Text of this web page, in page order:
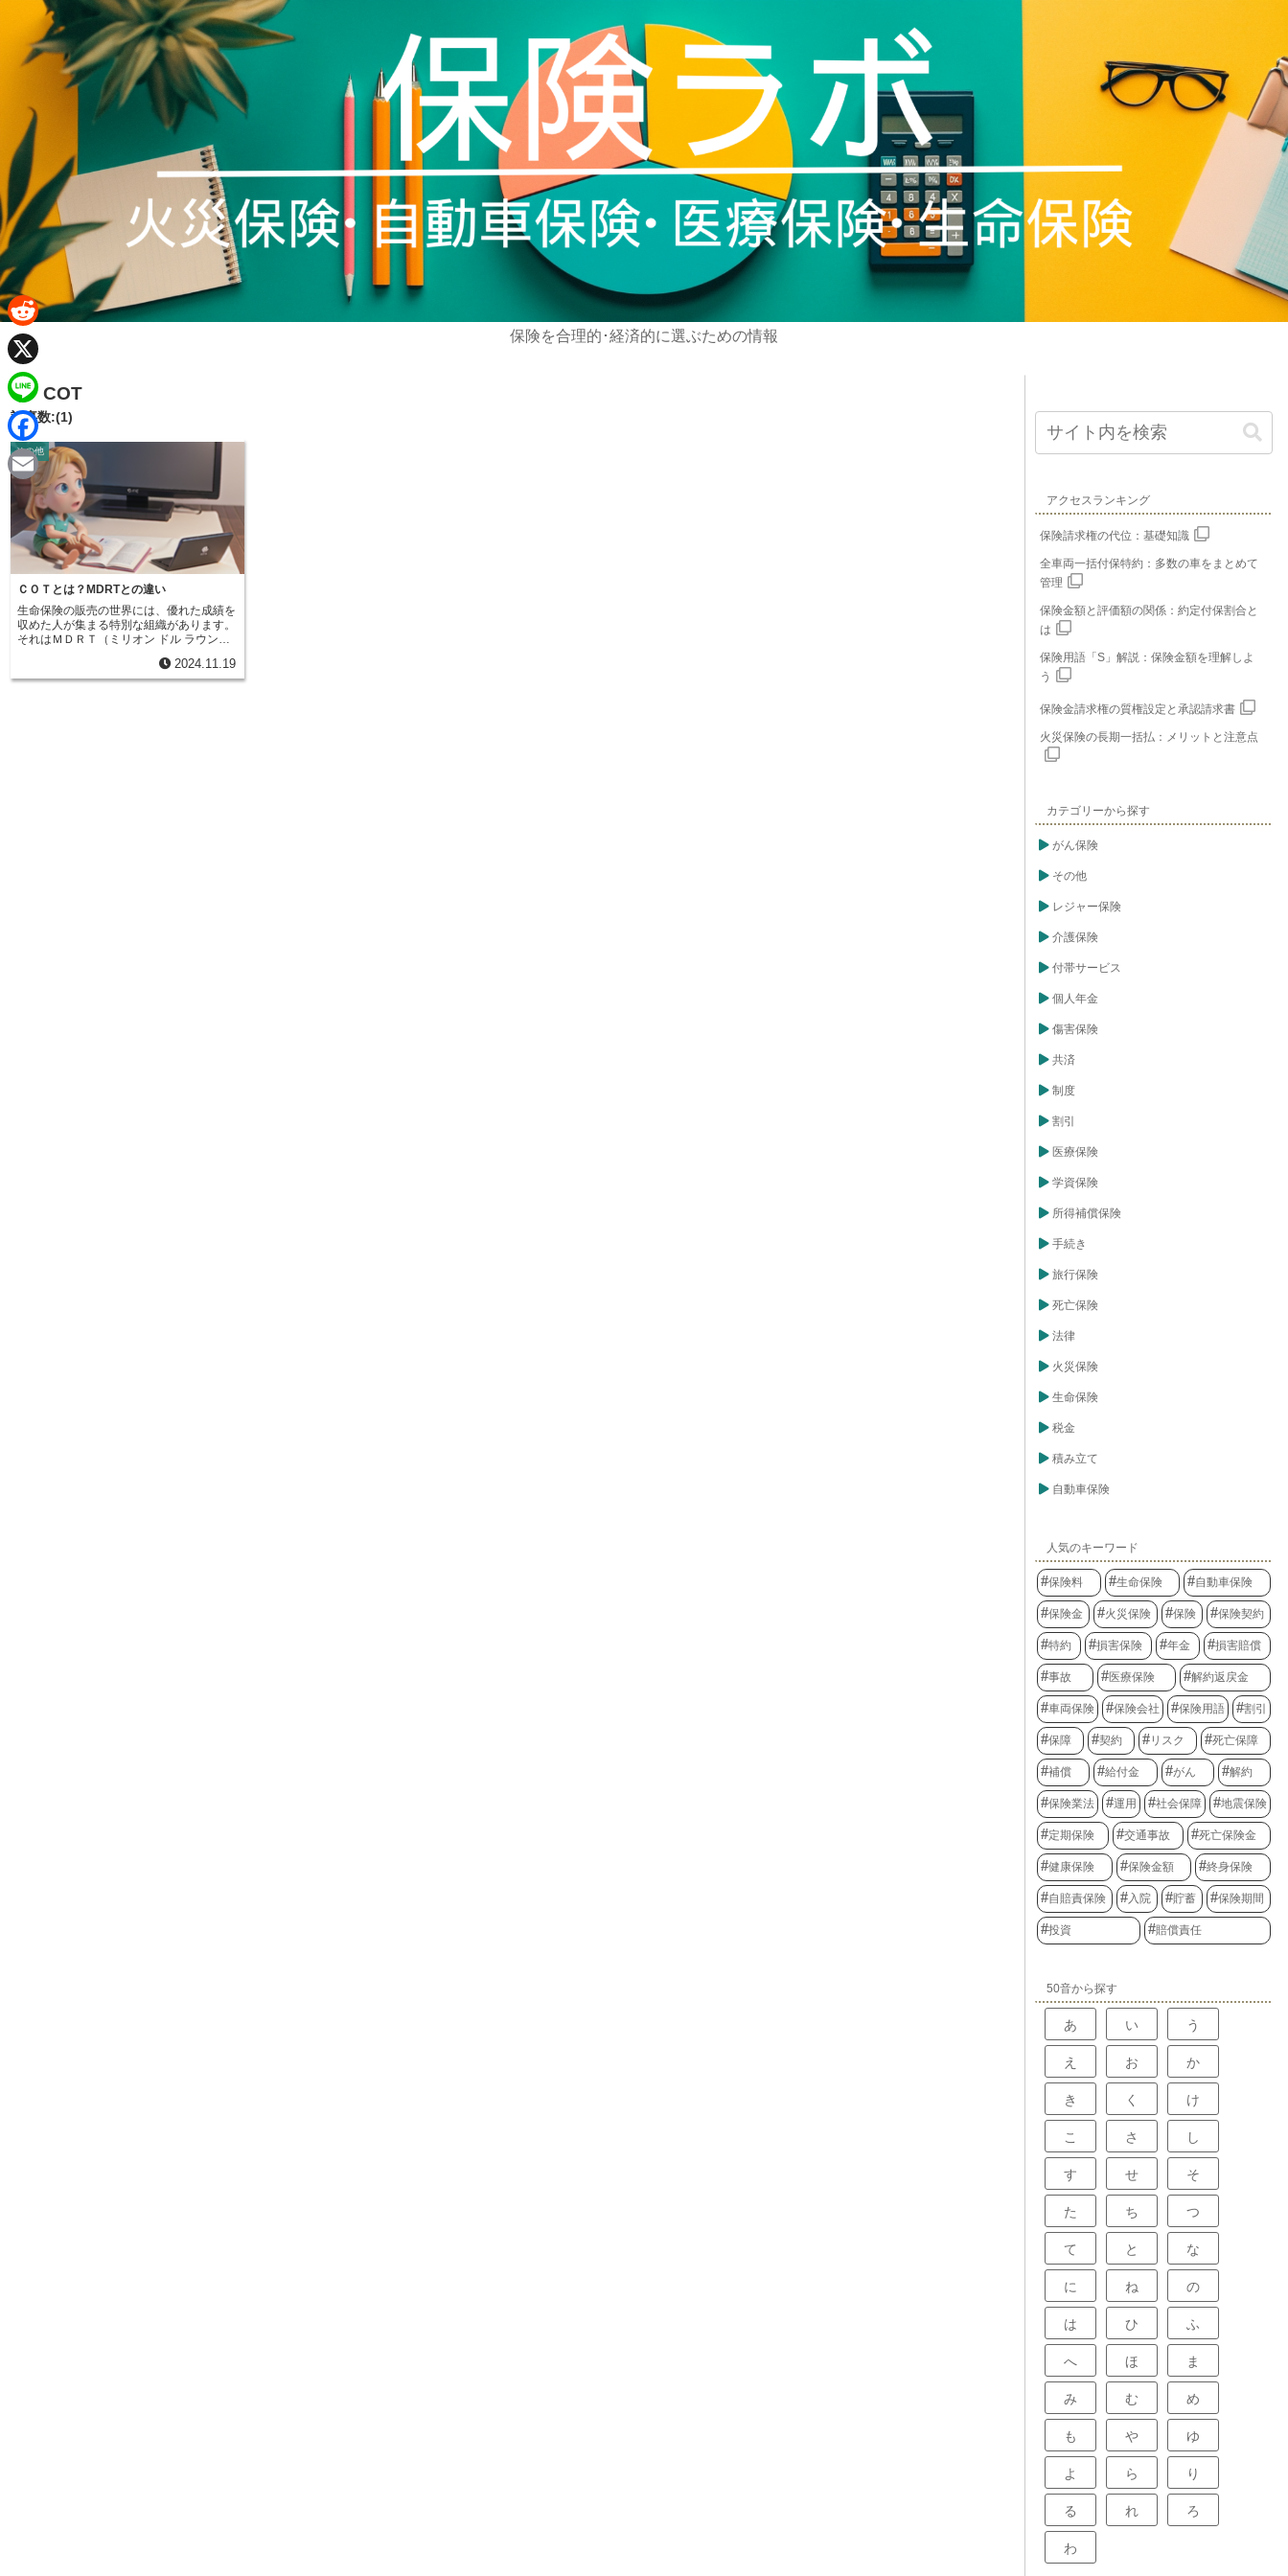
保険を合理的･経済的に選ぶための情報
COT
記事数:(1)
その他
ＣＯＴとは？MDRTとの違い
生命保険の販売の世界には、優れた成績を
収めた人が集まる特別な組織があります。
それはＭＤＲＴ（ミリオン ドル ラウンド
から生命保険や金融サービスの専門家が集
い、知識や経験を分かち合い、より高い目
2024.11.19
アクセスランキング
保険請求権の代位：基礎知識
全車両一括付保特約：多数の車をまとめて
管理
保険金額と評価額の関係：約定付保割合と
は
保険用語「S」解説：保険金額を理解しよ
う
保険金請求権の質権設定と承認請求書
火災保険の長期一括払：メリットと注意点
カテゴリーから探す
がん保険
その他
レジャー保険
介護保険
付帯サービス
個人年金
傷害保険
共済
制度
割引
医療保険
学資保険
所得補償保険
手続き
旅行保険
死亡保険
法律
火災保険
生命保険
税金
積み立て
自動車保険
人気のキーワード
保険料 生命保険 自動車保険
保険金 火災保険 保険 保険契約
特約 損害保険 年金 損害賠償
事故 医療保険 解約返戻金
車両保険 保険会社 保険用語 割引
保障 契約 リスク 死亡保障
補償 給付金 がん 解約
保険業法 運用 社会保障 地震保険
定期保険 交通事故 死亡保険金
健康保険 保険金額 終身保険
自賠責保険 入院 貯蓄 保険期間
投資 賠償責任
50音から探す
あ い う
え お か
き く け
こ さ し
す せ そ
た ち つ
て と な
に ね の
は ひ ふ
へ ほ ま
み む め
も や ゆ
よ ら り
る れ ろ
わ
R
e
d
d
i
X
L
i
n
F
c
e
b
E